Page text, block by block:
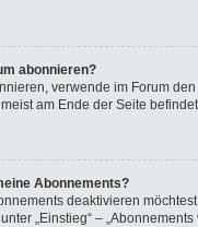
abonnieren?
verwende im Forum den
am Ende der Seite
Abonnements?
deaktivieren
„Einstieg“ –